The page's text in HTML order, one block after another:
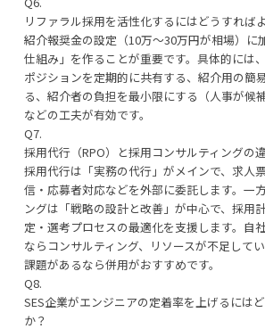
リファラル採用を活性化するにはどうすれば
紹介報奨金の設定（10万〜30万円が相場）に
仕組み」を作ることが重要です。具体的には
ポジションを定期的に共有する、紹介用の簡
る、紹介者の負担を最小限にする（人事が候
などの工夫が有効です。
Q7.
採用代行（RPO）と採用コンサルティングの
採用代行は「実務の代行」がメインで、求人
信・応募者対応などを外部に委託します。一
ングは「戦略の設計と改善」が中心で、採用
定・選考プロセスの最適化を支援します。自
ならコンサルティング、リソースが不足して
課題があるなら併用がおすすめです。
Q8.
SES企業がエンジニアの定着率を上げるには
か？